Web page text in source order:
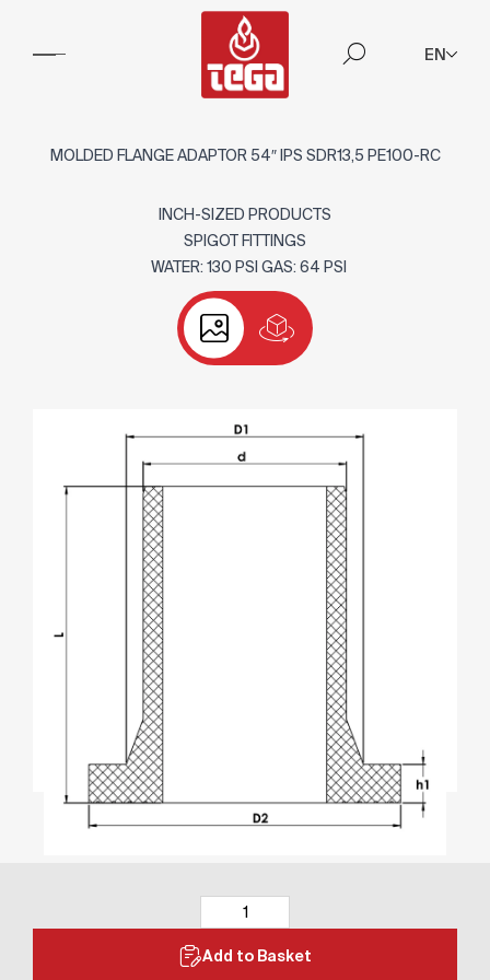
EN
MOLDED FLANGE ADAPTOR 54″ IPS SDR13,5 PE100-RC
INCH-SIZED PRODUCTS
SPIGOT FITTINGS
WATER: 130 PSI GAS: 64 PSI
Add to Basket